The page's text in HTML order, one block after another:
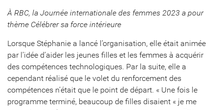
À RBC, la Journée internationale des femmes 2023 a pour
thème Célébrer sa force intérieure
Lorsque Stéphanie a lancé l’organisation, elle était animée
par l’idée d’aider les jeunes filles et les femmes à acquérir
des compétences technologiques. Par la suite, elle a
cependant réalisé que le volet du renforcement des
compétences n’était que le point de départ. « Une fois le
programme terminé, beaucoup de filles disaient « je me